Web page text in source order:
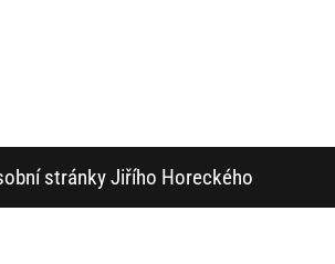
stránky Jiřího Horeckého